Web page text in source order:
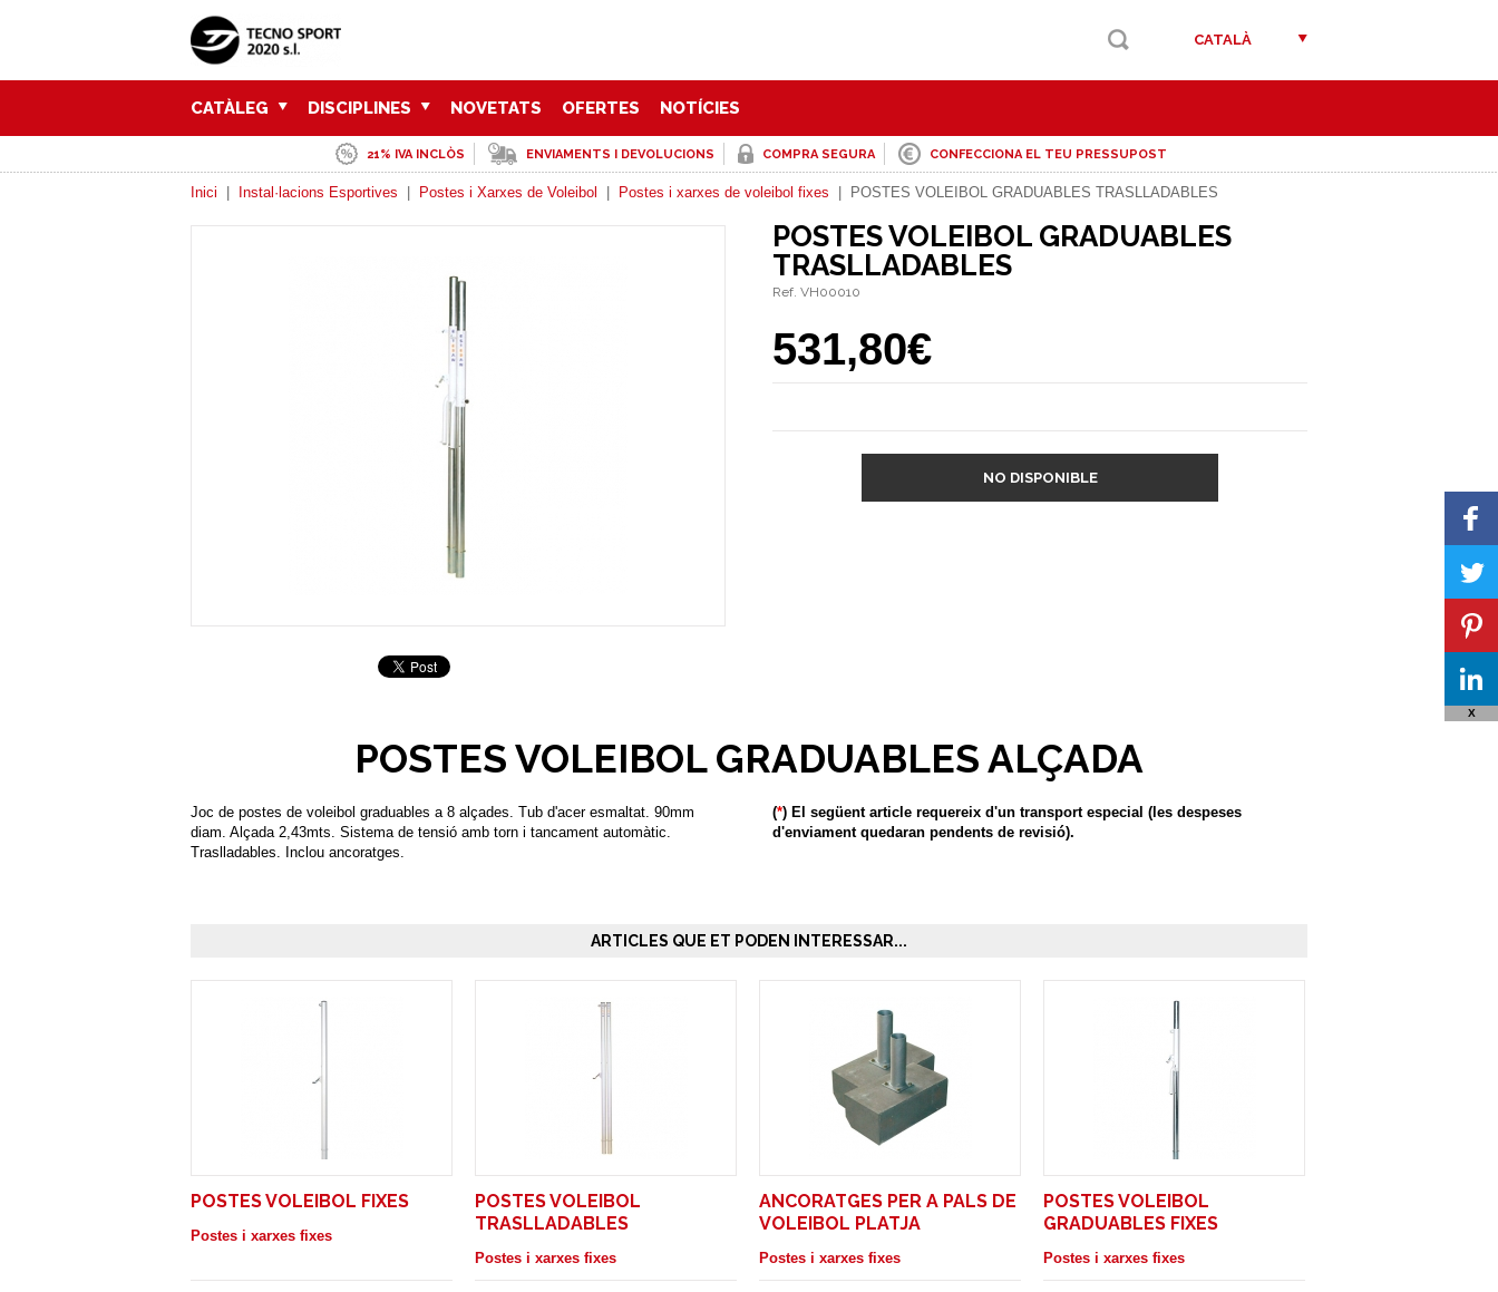
CATALÀ
CATÀLEG DISCIPLINES NOVETATS OFERTES NOTÍCIES
21% IVA INCLÒS ENVIAMENTS I DEVOLUCIONS COMPRA SEGURA CONFECCIONA EL TEU PRESSUPOST
Inici Instal·lacions Esportives Postes i Xarxes de Voleibol Postes i xarxes de voleibol fixes POSTES VOLEIBOL GRADUABLES TRASLLADABLES
POSTES VOLEIBOL GRADUABLES
TRASLLADABLES
Ref. VH00010
531,80€
NO DISPONIBLE
POSTES VOLEIBOL GRADUABLES ALÇADA
Joc de postes de voleibol graduables a 8 alçades. Tub d'acer esmaltat. 90mm
diam. Alçada 2,43mts. Sistema de tensió amb torn i tancament automàtic.
Traslladables. Inclou ancoratges.
(*) El següent article requereix d'un transport especial (les despeses
d'enviament quedaran pendents de revisió).
ARTICLES QUE ET PODEN INTERESSAR...
POSTES VOLEIBOL FIXES
Postes i xarxes fixes
POSTES VOLEIBOL
TRASLLADABLES
Postes i xarxes fixes
ANCORATGES PER A PALS DE
VOLEIBOL PLATJA
Postes i xarxes fixes
POSTES VOLEIBOL
GRADUABLES FIXES
Postes i xarxes fixes
X